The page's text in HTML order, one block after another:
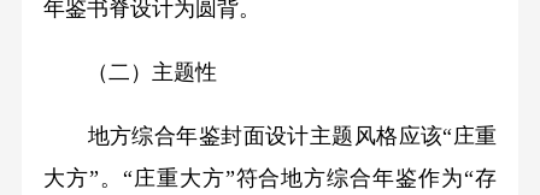
年鉴书脊设计为圆背。
（二）主题性
地方综合年鉴封面设计主题风格应该“庄重
大方”。“庄重大方”符合地方综合年鉴作为“存